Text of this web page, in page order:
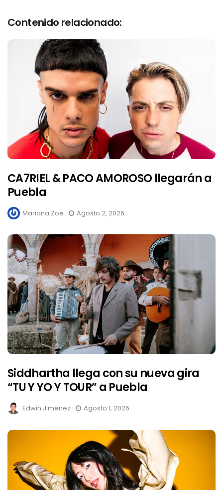
Contenido relacionado:
CA7RIEL & PACO AMOROSO llegarán a
Puebla
Mariana Zoé Agosto 2, 2026
Siddhartha llega con su nueva gira
“TU Y YO Y TOUR” a Puebla
Edwin Jimenez Agosto 1, 2026